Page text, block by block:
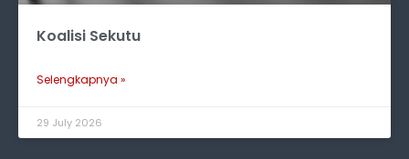
Koalisi Sekutu
Selengkapnya »
29 July 2026